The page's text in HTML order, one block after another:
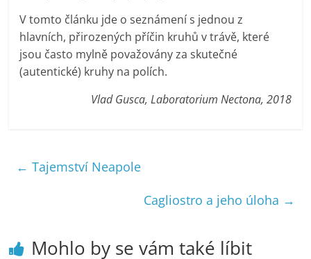
V tomto článku jde o seznámení s jednou z
hlavních, přirozených příčin kruhů v trávě, které
jsou často mylně považovány za skutečné
(autentické) kruhy na polích.
Vlad Gusca, Laboratorium Nectona, 2018
← Tajemství Neapole
Cagliostro a jeho úloha →
Mohlo by se vám také líbit